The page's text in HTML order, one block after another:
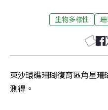
生物多樣性
東沙環礁珊瑚復育區角星
測得。